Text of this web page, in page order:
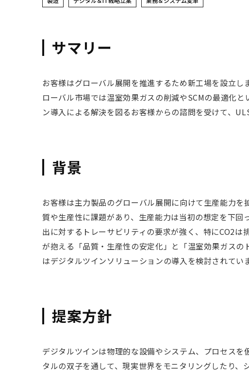
サマリー
お客様はグローバル展開を推進するため新工場を設立
ローバル市場では温室効果ガスの削減やSCMの最適化
ン導入による解決を図るお客様からの諮問を受けて、
背景
お客様は主力製品のグローバル展開に向けて生産能力
質や生産性に課題があり、生産能力は当初の想定を下
出に対するトレーサビリティの要求が強く、特にCO2
が抱える「品質・生産性の安定化」と「温室効果ガス
はデジタルツインソリューションの導入を検討されてい
提案方針
デジタルツインは物理的な設備やシステム、プロセス
タルの双子を通して、現実世界をモニタリングしたり